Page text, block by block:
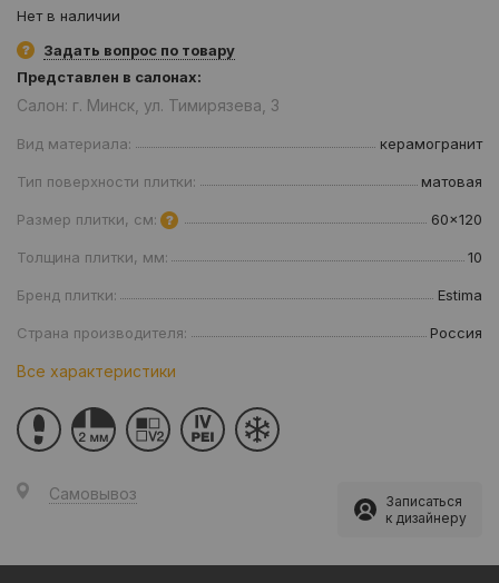
Нет в наличии
Задать вопрос по товару
Представлен в салонах:
Салон: г. Минск, ул. Тимирязева, 3
Вид материала: керамогранит
Тип поверхности плитки: матовая
Размер плитки, см: 60x120
Толщина плитки, мм: 10
Бренд плитки: Estima
Страна производителя: Россия
Все характеристики
Самовывоз
Записаться
к дизайнеру